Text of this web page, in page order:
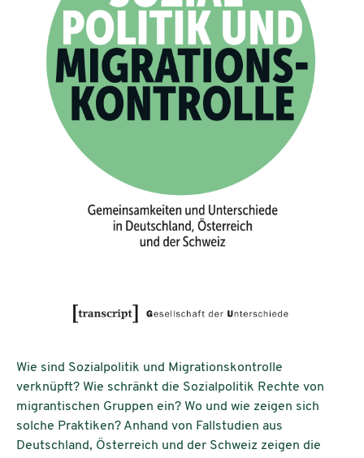
Wie sind Sozialpolitik und Migrationskontrolle
verknüpft? Wie schränkt die Sozialpolitik Rechte von
migrantischen Gruppen ein? Wo und wie zeigen sich
solche Praktiken? Anhand von Fallstudien aus
Deutschland, Österreich und der Schweiz zeigen die